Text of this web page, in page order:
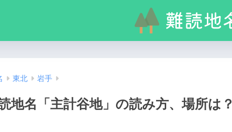
東北 岩手
地名「主計谷地」の読み方、場所は？